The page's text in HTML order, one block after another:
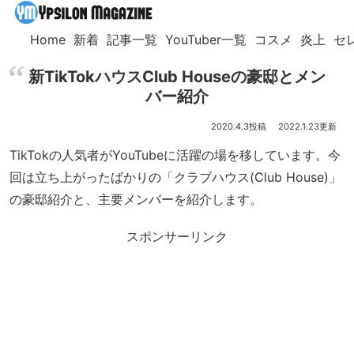
Home 新着 記事一覧 YouTuber一覧 コスメ 炎上 セ
新TikTokハウスClub Houseの豪邸とメン
バー紹介
2020.4.3 2022.1.23
TikTokの人気者がYouTubeに活躍の場を移しています。今
回は立ち上がったばかりの「クラブハウス(Club House)」
の豪邸紹介と、主要メンバーを紹介します。
スポンサーリンク